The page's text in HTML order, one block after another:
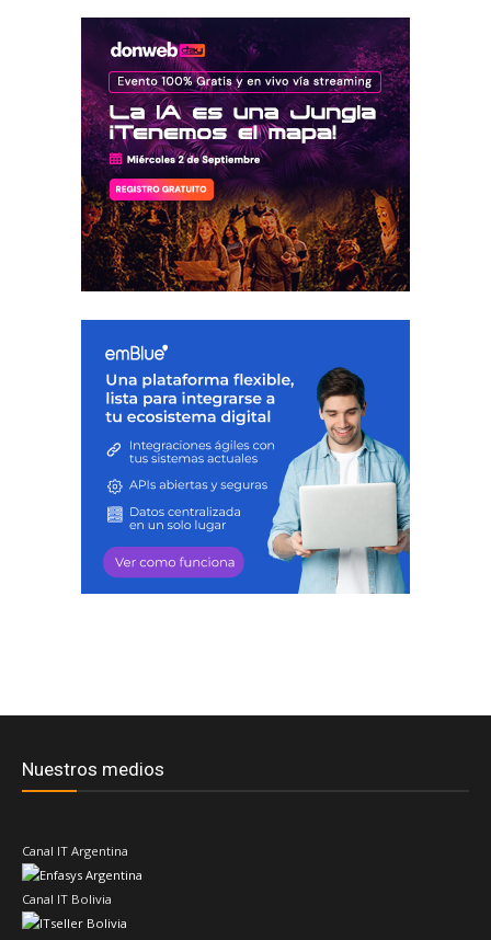
Nuestros medios
Canal IT Argentina
Canal IT Bolivia